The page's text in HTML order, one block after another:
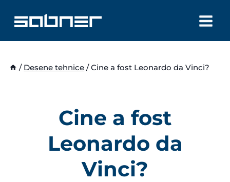
content
/ Desene tehnice / Cine a fost Leonardo da Vinci?
Cine a fost
Leonardo da
Vinci?